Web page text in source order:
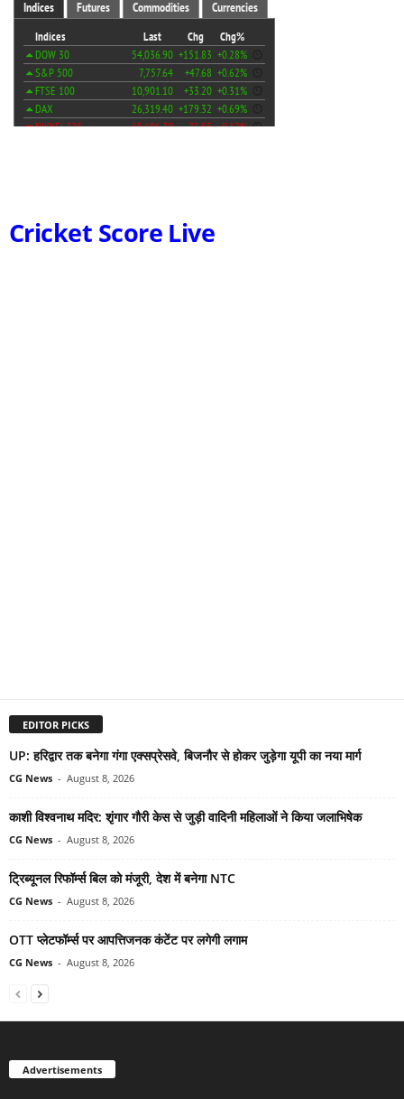
Cricket Score Live
EDITOR PICKS
UP: हरिद्वार तक बनेगा गंगा एक्सप्रेसवे, बिजनौर से होकर जुड़ेगा यूपी का नया मार्ग
CG News - August 8, 2026
काशी विश्वनाथ मदिर: शृंगार गौरी केस से जुड़ी वादिनी महिलाओं ने किया जलाभिषेक
CG News - August 8, 2026
ट्रिब्यूनल रिफॉर्म्स बिल को मंजूरी, देश में बनेगा NTC
CG News - August 8, 2026
OTT प्लेटफॉर्म्स पर आपत्तिजनक कंटेंट पर लगेगी लगाम
CG News - August 8, 2026
Advertisements